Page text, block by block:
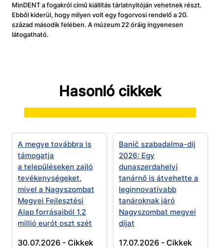
MinDENT a fogakról című kiállítás tárlatnyitóján vehetnek részt.
Ebből kiderül, hogy milyen volt egy fogorvosi rendelő a 20.
század második felében. A múzeum 22 óráig ingyenesen
látogatható.
Hasonló cikkek
A megye továbbra is
támogatja
a településeken zajló
tevékenységeket,
mivel a Nagyszombat
Megyei Fejlesztési
Alap forrásaiból 1,2
millió eurót oszt szét
30.07.2026 - Cikkek
Banič szabadalma-díj
2026: Egy
dunaszerdahelyi
tanárnő is átvehette a
leginnovatívabb
tanároknak járó
Nagyszombat megyei
díjat
17.07.2026 - Cikkek